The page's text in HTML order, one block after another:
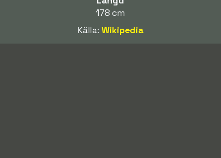
178 cm
Källa:Wikipedia